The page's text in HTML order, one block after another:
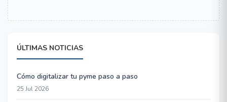
ÚLTIMAS NOTICIAS
Cómo digitalizar tu pyme paso a paso
25 Jul 2026